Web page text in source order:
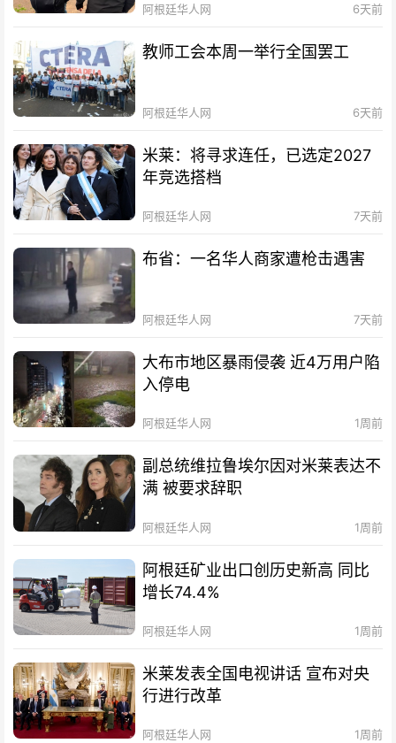
阿根廷华人网 6天前
教师工会本周一举行全国罢工
阿根廷华人网 6天前
米莱：将寻求连任，已选定2027
年竞选搭档
阿根廷华人网 7天前
布省：一名华人商家遭枪击遇害
阿根廷华人网 7天前
大布市地区暴雨侵袭 近4万用户陷
入停电
阿根廷华人网 1周前
副总统维拉鲁埃尔因对米莱表达不
满 被要求辞职
阿根廷华人网 1周前
阿根廷矿业出口创历史新高 同比
增长74.4%
阿根廷华人网 1周前
米莱发表全国电视讲话 宣布对央
行进行改革
阿根廷华人网 1周前